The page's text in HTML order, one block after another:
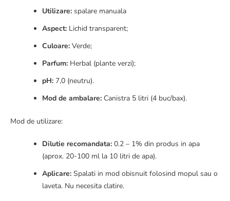
Utilizare: spalare manuala
Aspect: Lichid transparent;
Culoare: Verde;
Parfum: Herbal (plante verzi);
pH: 7,0 (neutru).
Mod de ambalare: Canistra 5 litri (4 buc/bax).
Mod de utilizare:
Dilutie recomandata: 0.2 – 1% din produs in apa
(aprox. 20-100 ml la 10 litri de apa).
Aplicare: Spalati in mod obisnuit folosind mopul sau o
laveta. Nu necesita clatire.